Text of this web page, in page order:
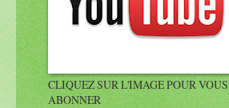
CLIQUEZ SUR L'IMAGE POUR VOUS
ABONNER